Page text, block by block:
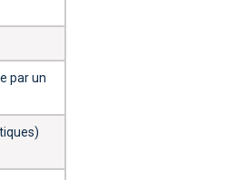
par un